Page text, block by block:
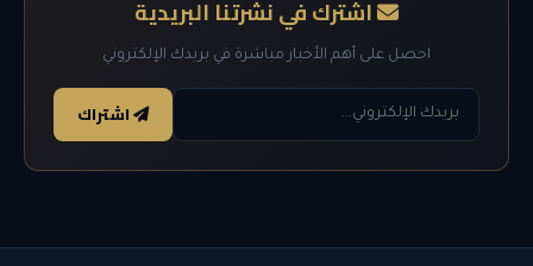
اشترك في نشرتنا البريدية
احصل على أهم الأخبار مباشرة في بريدك الإلكتروني
اشتراك